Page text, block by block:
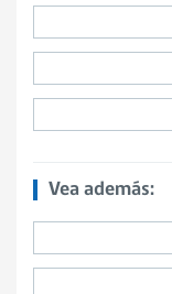
Vea además: